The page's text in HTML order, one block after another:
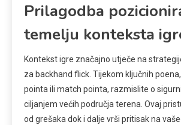
Prilagodba
temelju konteksta
Kontekst igre značajno utječe na
za backhand flick. Tijekom ključnih
pointa ili match pointa, razmislite o
ciljanjem većih područja terena. Ovaj
od grešaka dok i dalje vrši pritisak na